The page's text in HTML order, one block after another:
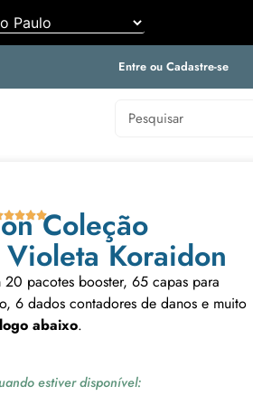
Entre ou Cadastre-se
Coleção
Koraidon
pacotes booster, 65 capas para
6 dados contadores de danos e muito
abaixo.
estiver disponível: